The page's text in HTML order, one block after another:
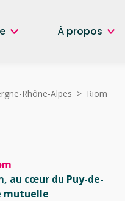
À propos
Rhône-Alpes > Riom
au cœur du Puy-de-
mutuelle